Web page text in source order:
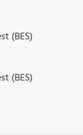
(BES)
(BES)